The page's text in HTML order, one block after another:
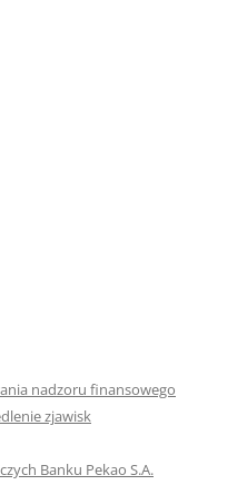
nadzoru finansowego
zjawisk
Banku Pekao S.A.